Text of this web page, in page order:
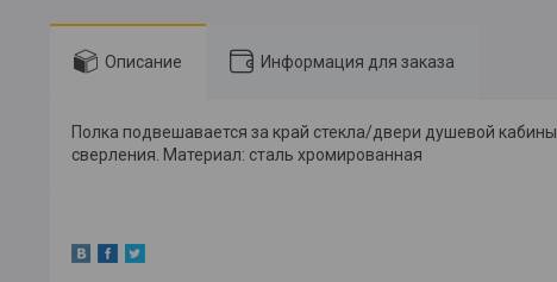
Описание Информация для заказа
Полка подвешавается за край стекла/двери душевой
сверления. Материал: сталь хромированная